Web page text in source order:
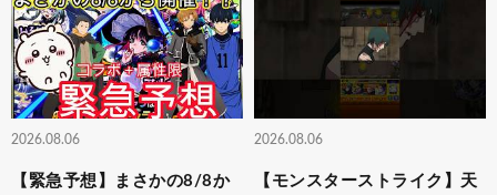
2026.08.06
【緊急予想】まさかの8/8か
2026.08.06
【モンスターストライク】天